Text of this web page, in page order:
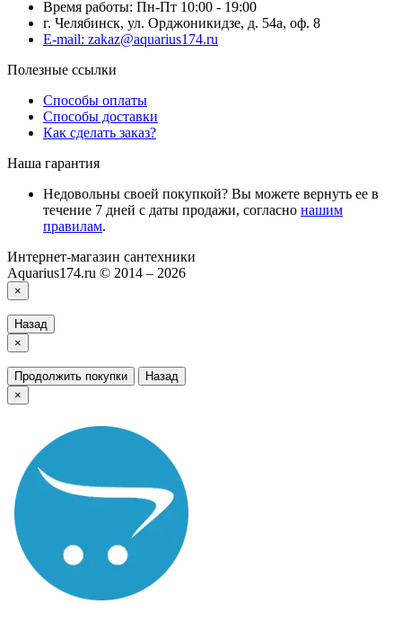
Время работы: Пн-Пт 10:00 - 19:00
г. Челябинск, ул. Орджоникидзе, д. 54а, оф. 8
E-mail: zakaz@aquarius174.ru
Полезные ссылки
Способы оплаты
Способы доставки
Как сделать заказ?
Наша гарантия
Недовольны своей покупкой? Вы можете вернуть ее в
течение 7 дней с даты продажи, согласно нашим
правилам.
Интернет-магазин сантехники
Aquarius174.ru © 2014 – 2026
×
Назад
×
Продолжить покупки
Назад
×